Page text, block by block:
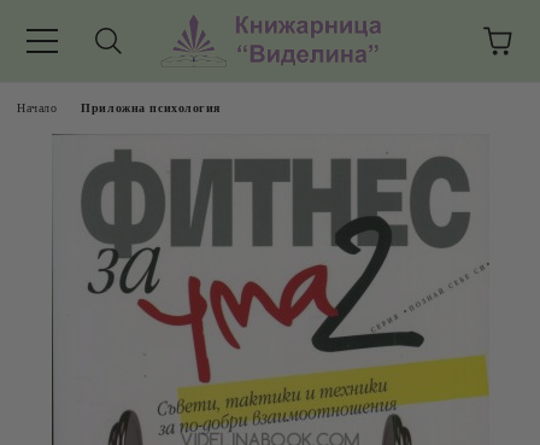
Начало Приложна психология